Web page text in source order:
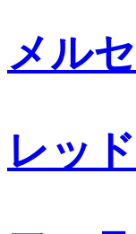
メル
レッ